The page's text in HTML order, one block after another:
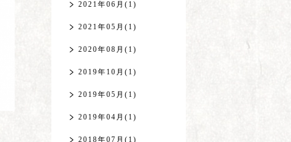
2021年06月(1)
2021年05月(1)
2020年08月(1)
2019年10月(1)
2019年05月(1)
2019年04月(1)
2018年07月(1)